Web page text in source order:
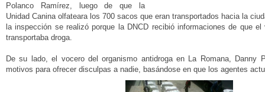
Polanco Ramírez, luego de que la
Unidad Canina olfateara los 700 sacos que eran transportados hacia la
la inspección se realizó porque la DNCD recibió informaciones de que
transportaba droga.
De su lado, el vocero del organismo antidroga en La Romana, Danny
motivos para ofrecer disculpas a nadie, basándose en que los agentes